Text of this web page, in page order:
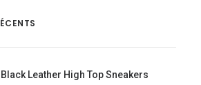
Black Leather High Top Sneakers